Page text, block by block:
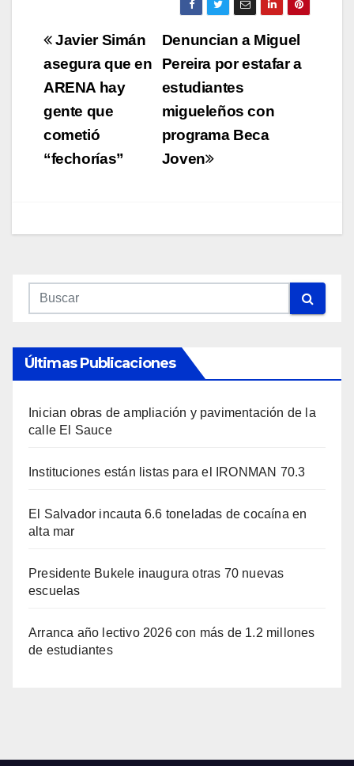
Navegación
de
entradas
Denuncian a Miguel
Pereira por estafar a
estudiantes
migueleños con
programa Beca
Joven
Javier Simán
asegura que en
ARENA hay
gente que
cometió
“fechorías”
Últimas Publicaciones
Inician obras de ampliación y pavimentación de la
calle El Sauce
Instituciones están listas para el IRONMAN 70.3
El Salvador incauta 6.6 toneladas de cocaína en
alta mar
Presidente Bukele inaugura otras 70 nuevas
escuelas
Arranca año lectivo 2026 con más de 1.2 millones
de estudiantes